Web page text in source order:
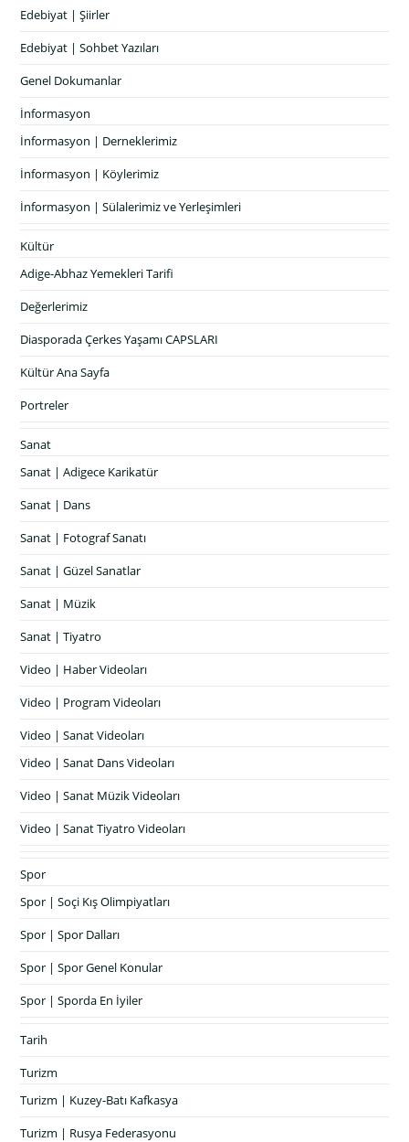
Edebiyat | Şiirler
Edebiyat | Sohbet Yazıları
Genel Dokumanlar
İnformasyon
İnformasyon | Derneklerimiz
İnformasyon | Köylerimiz
İnformasyon | Sülalerimiz ve Yerleşimleri
Kültür
Adige-Abhaz Yemekleri Tarifi
Değerlerimiz
Diasporada Çerkes Yaşamı CAPSLARI
Kültür Ana Sayfa
Portreler
Sanat
Sanat | Adigece Karikatür
Sanat | Dans
Sanat | Fotograf Sanatı
Sanat | Güzel Sanatlar
Sanat | Müzik
Sanat | Tiyatro
Video | Haber Videoları
Video | Program Videoları
Video | Sanat Videoları
Video | Sanat Dans Videoları
Video | Sanat Müzik Videoları
Video | Sanat Tiyatro Videoları
Spor
Spor | Soçi Kış Olimpiyatları
Spor | Spor Dalları
Spor | Spor Genel Konular
Spor | Sporda En İyiler
Tarih
Turizm
Turizm | Kuzey-Batı Kafkasya
Turizm | Rusya Federasyonu